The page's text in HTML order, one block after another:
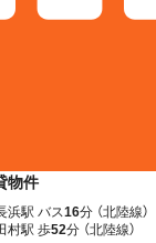
物件
浜駅 バス16分 （北陸線）
村駅 歩52分 （北陸線）